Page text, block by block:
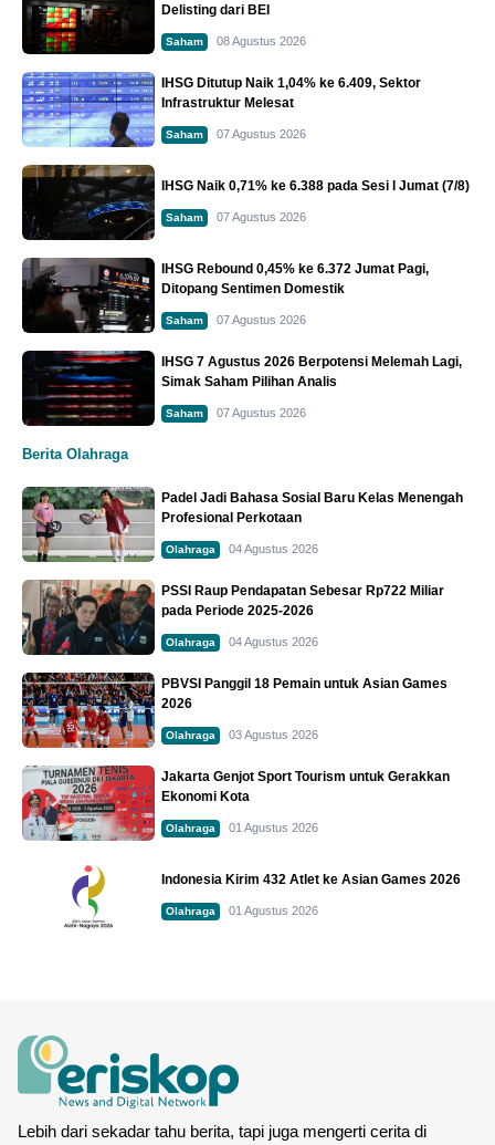
Delisting dari BEI
Saham 08 Agustus 2026
IHSG Ditutup Naik 1,04% ke 6.409, Sektor
Infrastruktur Melesat
Saham 07 Agustus 2026
IHSG Naik 0,71% ke 6.388 pada Sesi I Jumat (7/8)
Saham 07 Agustus 2026
IHSG Rebound 0,45% ke 6.372 Jumat Pagi,
Ditopang Sentimen Domestik
Saham 07 Agustus 2026
IHSG 7 Agustus 2026 Berpotensi Melemah Lagi,
Simak Saham Pilihan Analis
Saham 07 Agustus 2026
Berita Olahraga
Padel Jadi Bahasa Sosial Baru Kelas Menengah
Profesional Perkotaan
Olahraga 04 Agustus 2026
PSSI Raup Pendapatan Sebesar Rp722 Miliar
pada Periode 2025-2026
Olahraga 04 Agustus 2026
PBVSI Panggil 18 Pemain untuk Asian Games
2026
Olahraga 03 Agustus 2026
Jakarta Genjot Sport Tourism untuk Gerakkan
Ekonomi Kota
Olahraga 01 Agustus 2026
Indonesia Kirim 432 Atlet ke Asian Games 2026
Olahraga 01 Agustus 2026
Lebih dari sekadar tahu berita, tapi juga mengerti cerita di